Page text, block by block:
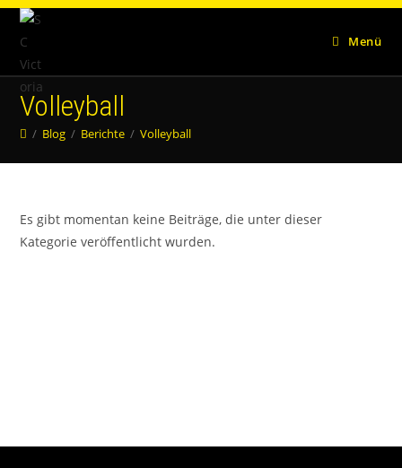
Zum
Menü
Volleyball
/ Blog / Berichte / Volleyball
Es gibt momentan keine Beiträge, die unter dieser
Kategorie veröffentlicht wurden.